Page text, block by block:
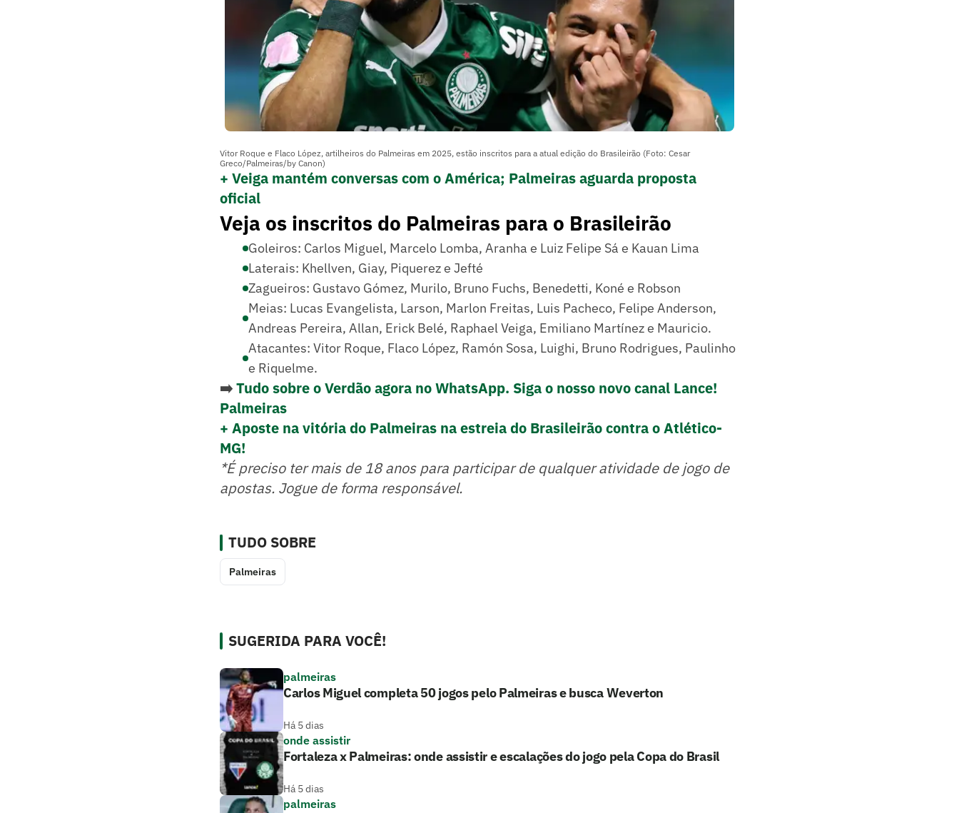
Vitor Roque e Flaco López, artilheiros do Palmeiras em 2025, estão inscritos para a atual edição do Brasileirão (Foto: Cesar
Greco/Palmeiras/by Canon)
+ Veiga mantém conversas com o América; Palmeiras aguarda proposta
oficial
Veja os inscritos do Palmeiras para o Brasileirão
Goleiros: Carlos Miguel, Marcelo Lomba, Aranha e Luiz Felipe Sá e Kauan Lima
Laterais: Khellven, Giay, Piquerez e Jefté
Zagueiros: Gustavo Gómez, Murilo, Bruno Fuchs, Benedetti, Koné e Robson
Meias: Lucas Evangelista, Larson, Marlon Freitas, Luis Pacheco, Felipe Anderson,
Andreas Pereira, Allan, Erick Belé, Raphael Veiga, Emiliano Martínez e Mauricio.
Atacantes: Vitor Roque, Flaco López, Ramón Sosa, Luighi, Bruno Rodrigues, Paulinho
e Riquelme.
➡️Tudo sobre o Verdão agora no WhatsApp. Siga o nosso novo canal Lance!
Palmeiras
+ Aposte na vitória do Palmeiras na estreia do Brasileirão contra o Atlético-
MG!
*É preciso ter mais de 18 anos para participar de qualquer atividade de jogo de
apostas. Jogue de forma responsável.
TUDO SOBRE
Palmeiras
SUGERIDA PARA VOCÊ!
palmeiras
Carlos Miguel completa 50 jogos pelo Palmeiras e busca Weverton
Há 5 dias
onde assistir
Fortaleza x Palmeiras: onde assistir e escalações do jogo pela Copa do Brasil
Há 5 dias
palmeiras